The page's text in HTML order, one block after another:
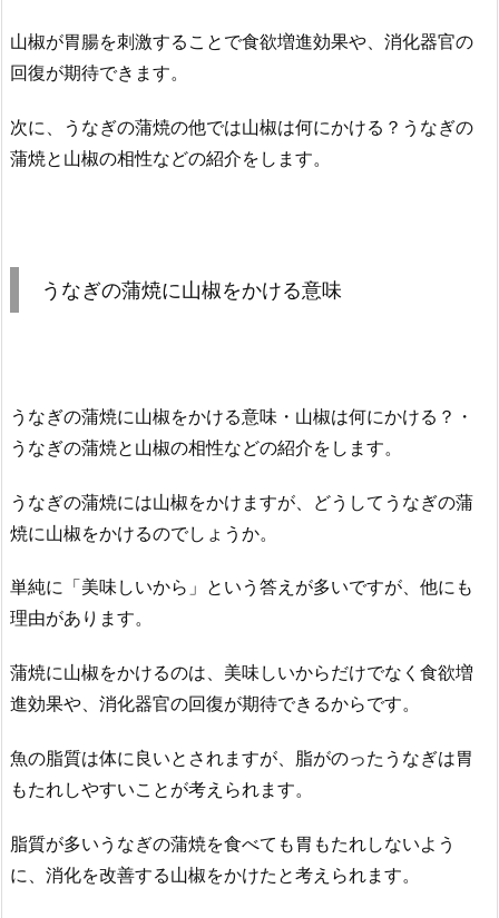
山椒が胃腸を刺激することで食欲増進効果や、消化器官の
回復が期待できます。
次に、うなぎの蒲焼の他では山椒は何にかける？うなぎの
蒲焼と山椒の相性などの紹介をします。
うなぎの蒲焼に山椒をかける意味
うなぎの蒲焼に山椒をかける意味・山椒は何にかける？・
うなぎの蒲焼と山椒の相性などの紹介をします。
うなぎの蒲焼には山椒をかけますが、どうしてうなぎの蒲
焼に山椒をかけるのでしょうか。
単純に「美味しいから」という答えが多いですが、他にも
理由があります。
蒲焼に山椒をかけるのは、美味しいからだけでなく食欲増
進効果や、消化器官の回復が期待できるからです。
魚の脂質は体に良いとされますが、脂がのったうなぎは胃
もたれしやすいことが考えられます。
脂質が多いうなぎの蒲焼を食べても胃もたれしないよう
に、消化を改善する山椒をかけたと考えられます。